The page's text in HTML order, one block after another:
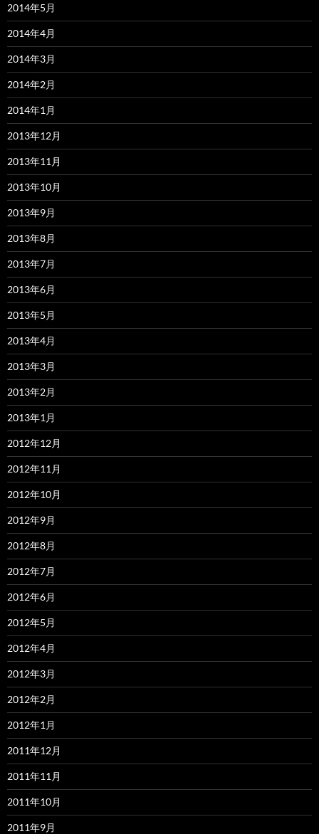
2014年5月
2014年4月
2014年3月
2014年2月
2014年1月
2013年12月
2013年11月
2013年10月
2013年9月
2013年8月
2013年7月
2013年6月
2013年5月
2013年4月
2013年3月
2013年2月
2013年1月
2012年12月
2012年11月
2012年10月
2012年9月
2012年8月
2012年7月
2012年6月
2012年5月
2012年4月
2012年3月
2012年2月
2012年1月
2011年12月
2011年11月
2011年10月
2011年9月